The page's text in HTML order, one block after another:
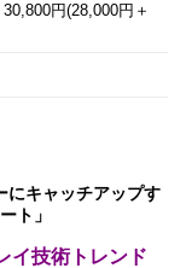
円(28,000円＋
にキャッチアップす
ト」
イ技術トレンド